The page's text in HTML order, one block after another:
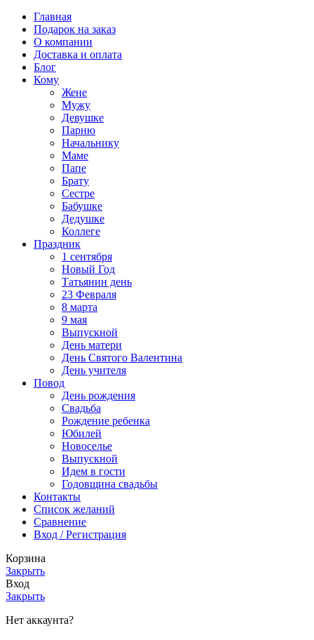
Главная
Подарок на заказ
О компании
Доставка и оплата
Блог
Кому
Жене
Мужу
Девушке
Парню
Начальнику
Маме
Папе
Брату
Сестре
Бабушке
Дедушке
Коллеге
Праздник
1 сентября
Новый Год
Татьянин день
23 Февраля
8 марта
9 мая
Выпускной
День матери
День Святого Валентина
День учителя
Повод
День рождения
Свадьба
Рождение ребенка
Юбилей
Новоселье
Выпускной
Идем в гости
Годовщина свадьбы
Контакты
Список желаний
Сравнение
Вход / Регистрация
Корзина
Закрыть
Вход
Закрыть
Нет аккаунта?